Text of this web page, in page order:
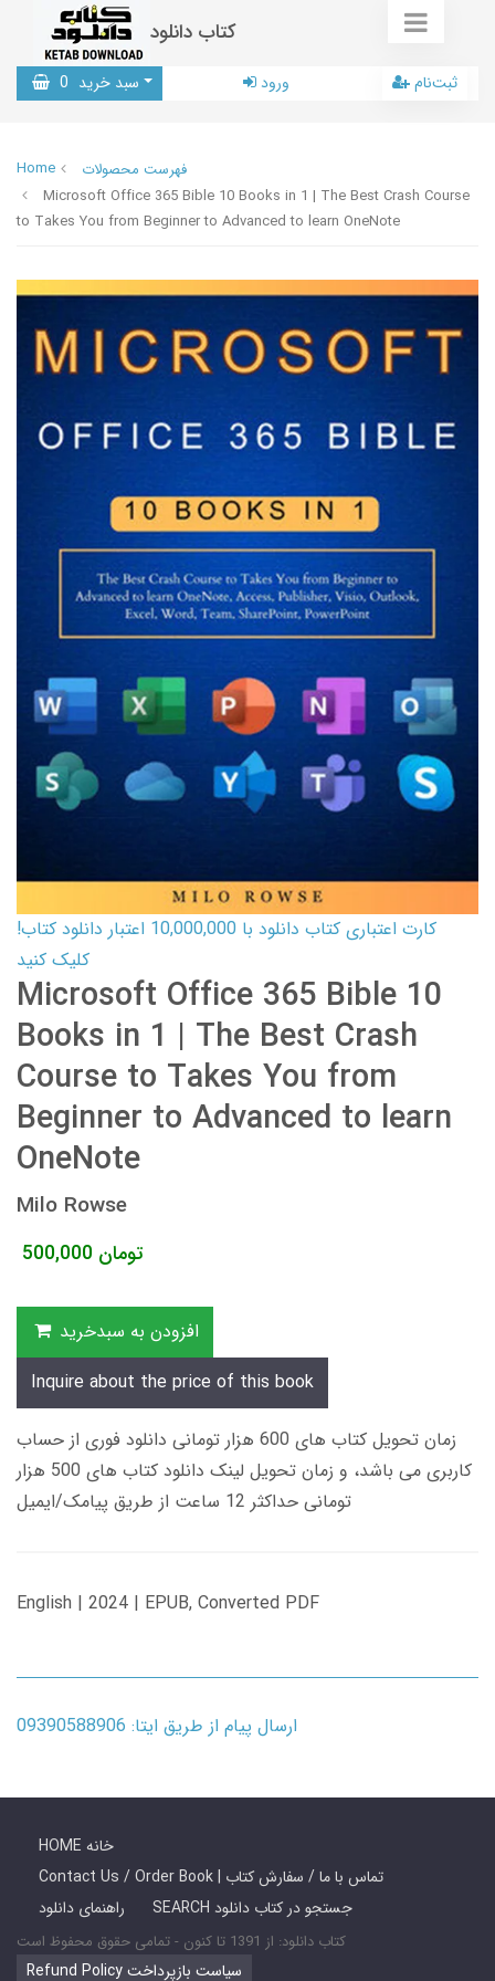
کتاب دانلود
سبد خرید 0 ورود ثبت‌نام
Home
فهرست محصولات
Microsoft Office 365 Bible 10 Books in 1 | The Best Crash Course
to Takes You from Beginner to Advanced to learn OneNote
کارت اعتباری کتاب دانلود با 10,000,000 اعتبار دانلود کتاب!
کلیک کنید
Microsoft Office 365 Bible 10
Books in 1 | The Best Crash
Course to Takes You from
Beginner to Advanced to learn
OneNote
Milo Rowse
500,000 تومان
افزودن به سبدخرید
Inquire about the price of this book
زمان تحویل کتاب های 600 هزار تومانی دانلود فوری از حساب
کاربری می باشد، و زمان تحویل لینک دانلود کتاب های 500 هزار
تومانی حداکثر 12 ساعت از طریق پیامک/ایمیل
English | 2024 | EPUB, Converted PDF
ارسال پیام از طریق ایتا: 09390588906
HOME خانه
Contact Us / Order Book | تماس با ما / سفارش کتاب
راهنمای دانلود
SEARCH جستجو در کتاب دانلود
کتاب دانلود: از 1391 تا کنون - تمامی حقوق محفوظ است
Refund Policy سیاست بازپرداخت